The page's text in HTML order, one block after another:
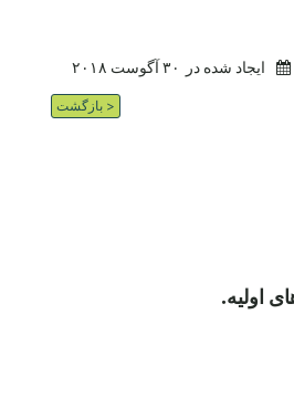
ایجاد شده در ۳۰ آگوست ۲۰۱۸
< بازگشت
اولیه.